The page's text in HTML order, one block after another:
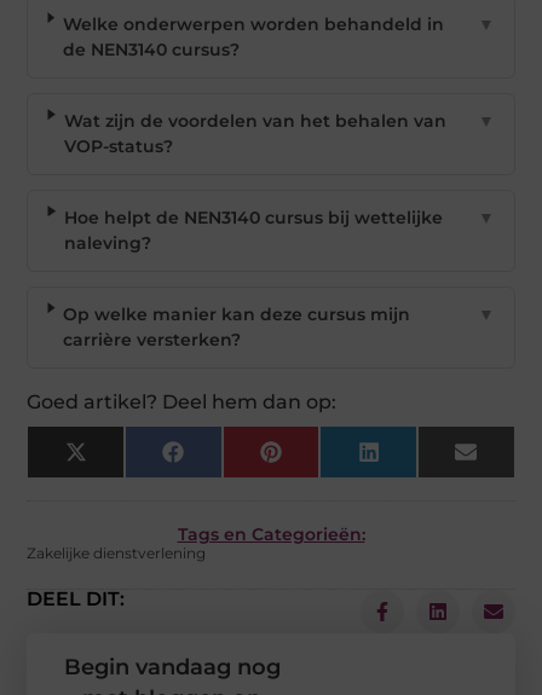
Welke onderwerpen worden behandeld in
de NEN3140 cursus?
▼
Wat zijn de voordelen van het behalen van
VOP-status?
▼
Hoe helpt de NEN3140 cursus bij wettelijke
naleving?
▼
Op welke manier kan deze cursus mijn
carrière versterken?
▼
Goed artikel? Deel hem dan op:
X
(Twitter)
Facebook Pinterest LinkedIn Email
Tags en Categorieën:
Zakelijke dienstverlening
DEEL DIT:
Begin vandaag nog